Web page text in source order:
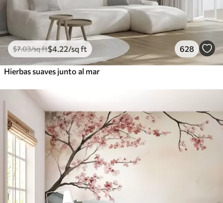
$7.03/sq ft$4 .22/sq ft 628
Hierbas suaves junto al mar